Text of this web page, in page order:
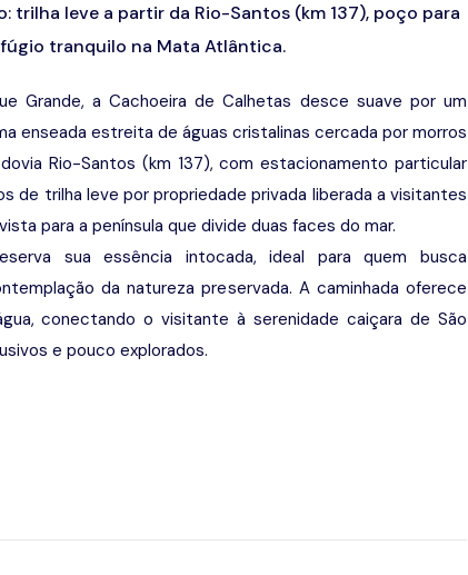
trilha leve a partir da Rio-Santos (km 137), poço para
tranquilo na Mata Atlântica.
Grande, a Cachoeira de Calhetas desce suave por um
enseada estreita de águas cristalinas cercada por morros
Rio-Santos (km 137), com estacionamento particular
de trilha leve por propriedade privada liberada a visitantes
para a península que divide duas faces do mar.
sua essência intocada, ideal para quem busca
da natureza preservada. A caminhada oferece
conectando o visitante à serenidade caiçara de São
e pouco explorados.